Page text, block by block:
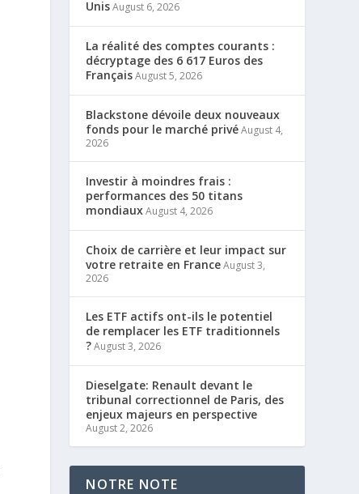
UnisAugust 6, 2026
La réalité des comptes courants :
décryptage des 6 617 Euros des
FrançaisAugust 5, 2026
Blackstone dévoile deux nouveaux
fonds pour le marché privéAugust 4,
2026
Investir à moindres frais :
performances des 50 titans
mondiauxAugust 4, 2026
Choix de carrière et leur impact sur
votre retraite en FranceAugust 3,
2026
Les ETF actifs ont-ils le potentiel
de remplacer les ETF traditionnels
?August 3, 2026
Dieselgate: Renault devant le
tribunal correctionnel de Paris, des
enjeux majeurs en perspective
August 2, 2026
NOTRE NOTE